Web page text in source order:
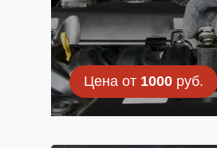
Цена от 1000руб.